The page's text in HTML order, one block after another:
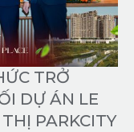
TRỞ
DỰ ÁN LE
PARKCITY